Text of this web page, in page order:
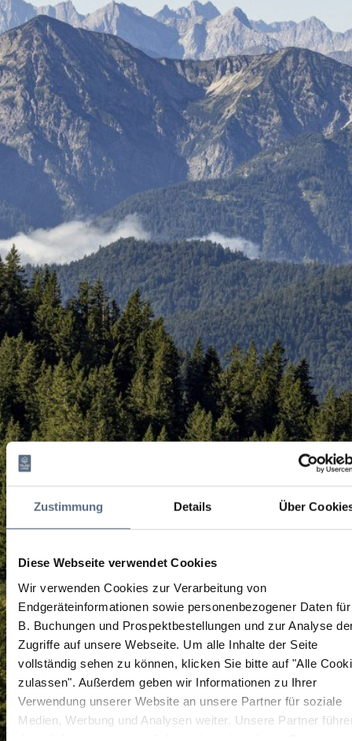
Zustimmung Details Über
Diese Webseite verwendet Cookies
Wir verwenden Cookies zur Verarbeitung von
Endgeräteinformationen sowie personenbezogener Daten
B. Buchungen und Prospektbestellungen und zur Analyse
Zugriffe auf unsere Webseite. Um alle Inhalte der Seite
vollständig sehen zu können, klicken Sie bitte auf "Alle
zulassen". Außerdem geben wir Informationen zu Ihrer
Verwendung unserer Website an unsere Partner für soziale
Medien, Werbung und Analysen weiter. Unsere Partner